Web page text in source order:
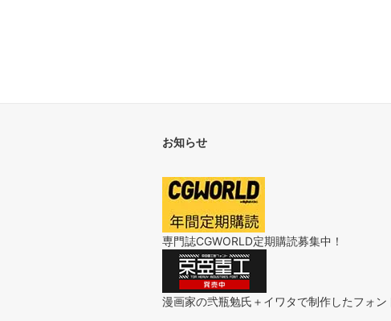
お知らせ
専門誌CGWORLD定期購読募集中！
漫画家の弐瓶勉氏＋イワタで制作したフォン